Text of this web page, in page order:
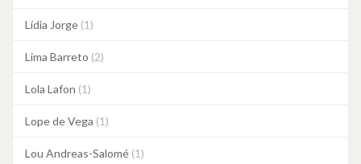
Lídia Jorge (1)
Lima Barreto (2)
Lola Lafon (1)
Lope de Vega (1)
Lou Andreas-Salomé (1)